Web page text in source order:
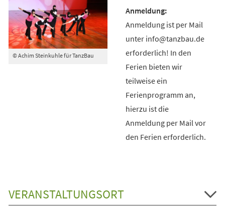
© Achim Steinkuhle für TanzBau
Anmeldung ist per Mail
unter info@tanzbau.de
erforderlich! In den
Ferien bieten wir
teilweise ein
Ferienprogramm an,
hierzu ist die
Anmeldung per Mail vor
den Ferien erforderlich.
VERANSTALTUNGSORT